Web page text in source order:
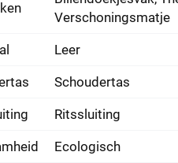
Verschoningsmatje
Leer
Schoudertas
Ritssluiting
Ecologisch